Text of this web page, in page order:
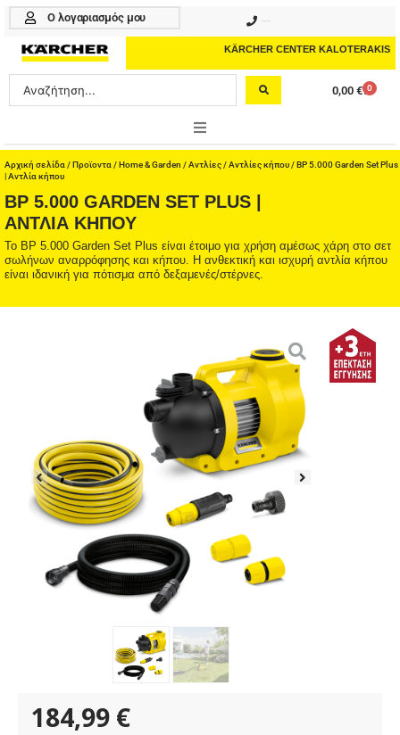
Μετάβαση
περιεχόμενο
Ο λογαριασμός μου
KÄRCHER CENTER KALOTERAKIS
Search
...
0,00 € 0
Cart
ONLINE SHOP
HOME & GARDEN
PROFESSIONAL
ΑΞΕΣΟΥΑΡ
Αρχική σελίδα /Προϊοντα /Home & Garden /Αντλίες/Αντλίες κήπου/ BP 5.000 Garden Set Plus
| Αντλία κήπου
BP 5.000 GARDEN SET PLUS |
ΑΝΤΛΊΑ ΚΉΠΟΥ
Το BP 5.000 Garden Set Plus είναι έτοιμο για χρήση αμέσως χάρη στο σετ
σωλήνων αναρρόφησης και κήπου. Η ανθεκτική και ισχυρή αντλία κήπου
είναι ιδανική για πότισμα από δεξαμενές/στέρνες.
184,99 €